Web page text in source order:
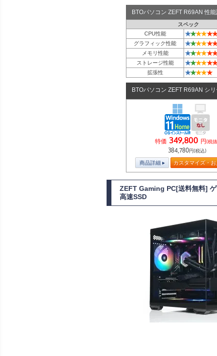
BTOパソコン ZEFT R69AN 性
スペック
CPU性能
★★★★★★
グラフィック性能 ★★★★★★
メモリ性能 ★★★★★★
ストレージ性能 ★★★★★★
拡張性 ★★★★★
BTOパソコン ZEFT R69AN シ
特価 349,800 円(税
384,780円(税込)
商品詳細 カスタマイズ・
ZEFT Gaming PC[送料無料]
高速SSD